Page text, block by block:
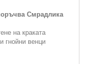
Смрадлика
на краката
гнойни венци